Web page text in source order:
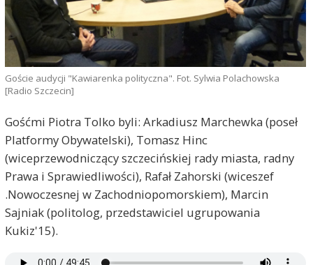
Goście audycji "Kawiarenka polityczna". Fot. Sylwia Polachowska
[Radio Szczecin]
Gośćmi Piotra Tolko byli: Arkadiusz Marchewka (poseł
Platformy Obywatelski), Tomasz Hinc
(wiceprzewodniczący szczecińskiej rady miasta, radny
Prawa i Sprawiedliwości), Rafał Zahorski (wiceszef
.Nowoczesnej w Zachodniopomorskiem), Marcin
Sajniak (politolog, przedstawiciel ugrupowania
Kukiz'15).